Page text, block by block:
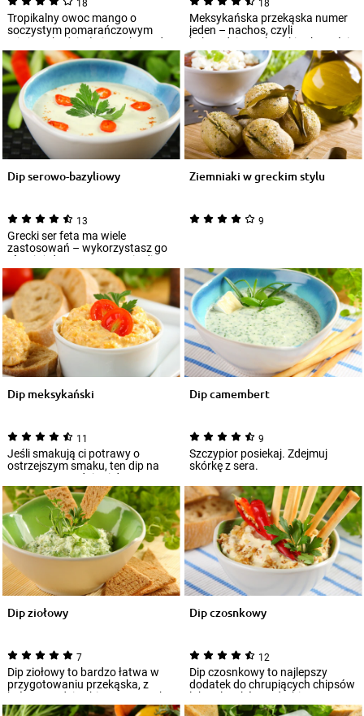
18
Tropikalny owoc mango o
soczystym pomarańczowym
miąższu będzie świetną bazą do
przygotowania oryg...
18
Meksykańska przekąska numer
jeden – nachos, czyli
kukurydziane chrupki w kształcie
trójkątów – ni...
Dip serowo-bazyliowy
13
Grecki ser feta ma wiele
zastosowań – wykorzystasz go
również do przygotowania dipu.
Nada mu on k...
Ziemniaki w greckim stylu
9
Dip meksykański
11
Jeśli smakują ci potrawy o
ostrzejszym smaku, ten dip na
pewno przypadnie ci do gustu. W
dodatku...
Dip camembert
9
Szczypior posiekaj. Zdejmuj
skórkę z sera.
Dip ziołowy
7
Dip ziołowy to bardzo łatwa w
przygotowaniu przekąska, z
którą poradzi sobie nawet osoba
stawiają...
Dip czosnkowy
12
Dip czosnkowy to najlepszy
dodatek do chrupiących chipsów
lub paluszków. Odrobina
orzechów nada m...